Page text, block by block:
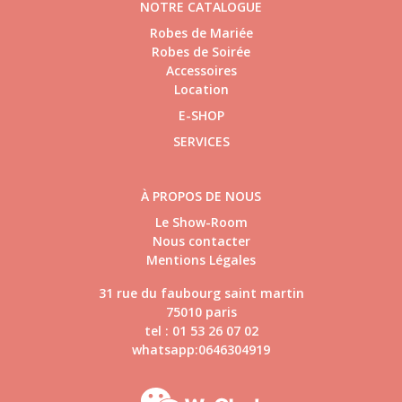
NOTRE CATALOGUE
Robes de Mariée
Robes de Soirée
Accessoires
Location
E-SHOP
SERVICES
À PROPOS DE NOUS
Le Show-Room
Nous contacter
Mentions Légales
31 rue du faubourg saint martin
75010 paris
tel : 01 53 26 07 02
whatsapp:0646304919